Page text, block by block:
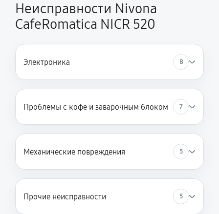
Неисправности Nivona
CafeRomatica NICR 520
Электроника 8
Проблемы с кофе и заварочным блоком 7
Механические повреждения 5
Прочие неисправности 5